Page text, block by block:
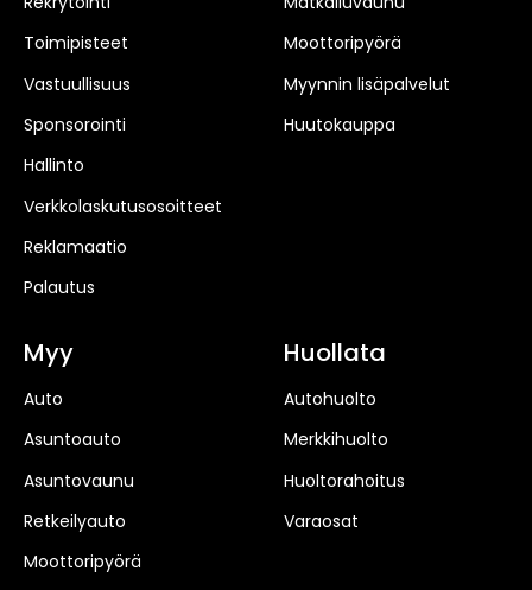
Toimipisteet
Vastuullisuus
Sponsorointi
Hallinto
Verkkolaskutusosoitteet
Reklamaatio
Palautus
Moottoripyörä
Myynnin lisäpalvelut
Huutokauppa
Myy
Auto
Asuntoauto
Asuntovaunu
Retkeilyauto
Moottoripyörä
Huollata
Autohuolto
Merkkihuolto
Huoltorahoitus
Varaosat